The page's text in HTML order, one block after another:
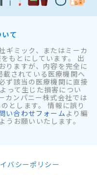
て
ギミック、またはミーカ
もとにしています。 出
りますが、内容を完全に
されている医療機関へ
ず該当の医療機関に直接
って生じた損害につい
カンパニー株式会社では
とします。 情報に誤り
い合わせフォームより編
お願いいたします。
バシーポリシー